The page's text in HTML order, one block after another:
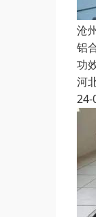
沧
铝
功
河
24-